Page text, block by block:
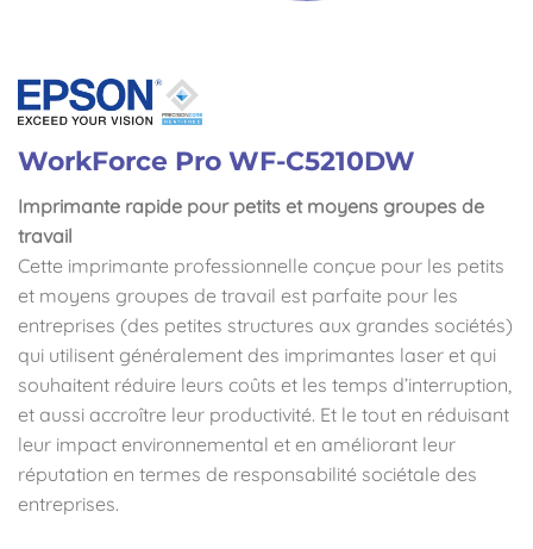
WorkForce Pro WF-C5210DW
Imprimante rapide pour petits et moyens groupes de
travail
Cette imprimante professionnelle conçue pour les petits
et moyens groupes de travail est parfaite pour les
entreprises (des petites structures aux grandes sociétés)
qui utilisent généralement des imprimantes laser et qui
souhaitent réduire leurs coûts et les temps d’interruption,
et aussi accroître leur productivité. Et le tout en réduisant
leur impact environnemental et en améliorant leur
réputation en termes de responsabilité sociétale des
entreprises.